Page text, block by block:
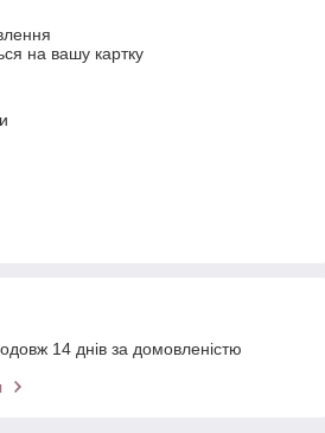
на вашу картку
14 днів за домовленістю